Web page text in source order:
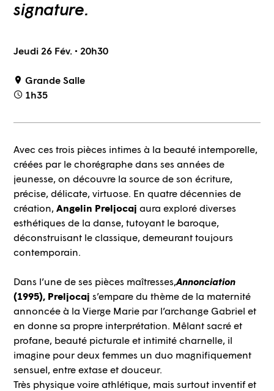
signature.
Avec ces trois pièces intimes à la beauté intemporelle,
créées par le chorégraphe dans ses années de
jeunesse, on découvre la source de son écriture,
précise, délicate, virtuose. En quatre décennies de
création,Angelin Preljocajaura exploré diverses
esthétiques de la danse, tutoyant le baroque,
déconstruisant le classique, demeurant toujours
contemporain.
Dans l’une de ses pièces maîtresses,Annonciation
(1995), Preljocajs’empare du thème de la maternité
annoncée à la Vierge Marie par l’archange Gabriel et
en donne sa propre interprétation. Mêlant sacré et
profane, beauté picturale et intimité charnelle, il
imagine pour deux femmes un duo magnifiquement
sensuel, entre extase et douceur.
Très physique voire athlétique, mais surtout inventif et
Jeudi 26 Fév. • 20h30
Grande Salle
1h35